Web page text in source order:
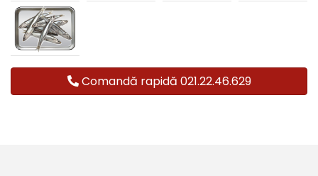
Comandă rapidă 021.22.46.629